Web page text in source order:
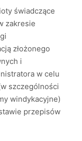
świadczące
zakresie
złożonego
i
w celu
szczególności
windykacyjne)
przepisów